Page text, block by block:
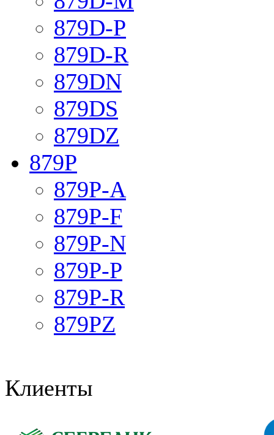
879D-P
879D-R
879DN
879DS
879DZ
879P
879P-A
879P-F
879P-N
879P-P
879P-R
879PZ
Клиенты